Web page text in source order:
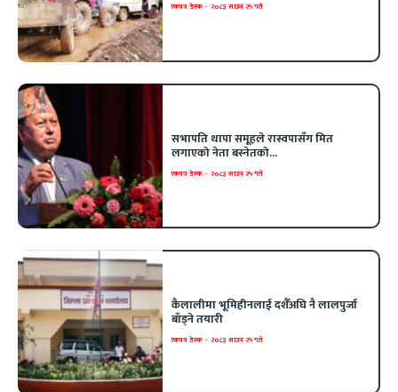
एकपत्र डेस्क - २०८३ साउन २५ गते
सभापति थापा समूहले रास्वपासँग मित
लगाएको नेता बस्नेतको...
एकपत्र डेस्क - २०८३ साउन २५ गते
कैलालीमा भूमिहीनलाई दशैँअघि नै लालपुर्जा
बाँड्ने तयारी
एकपत्र डेस्क - २०८३ साउन २५ गते